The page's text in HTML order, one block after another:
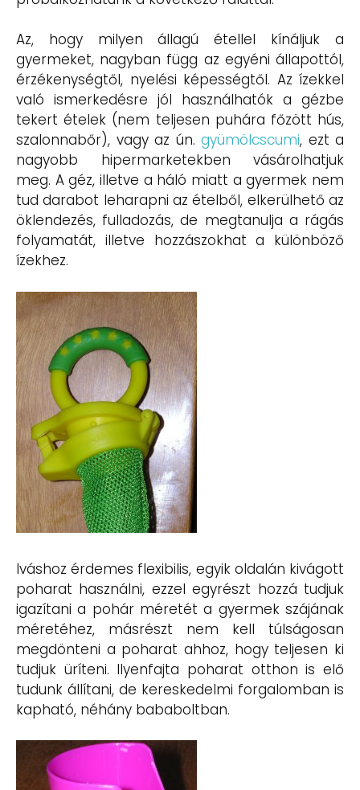
Az, hogy milyen állagú étellel kínáljuk a
gyermeket, nagyban függ az egyéni állapottól,
érzékenységtől, nyelési képességtől. Az ízekkel
való ismerkedésre jól használhatók a gézbe
tekert ételek (nem teljesen puhára főzött hús,
szalonnabőr), vagy az ún. gyümölcscumi, ezt a
nagyobb hipermarketekben vásárolhatjuk
meg. A géz, illetve a háló miatt a gyermek nem
tud darabot leharapni az ételből, elkerülhető az
öklendezés, fulladozás, de megtanulja a rágás
folyamatát, illetve hozzászokhat a különböző
ízekhez.
Iváshoz érdemes flexibilis, egyik oldalán kivágott
poharat használni, ezzel egyrészt hozzá tudjuk
igazítani a pohár méretét a gyermek szájának
méretéhez, másrészt nem kell túlságosan
megdönteni a poharat ahhoz, hogy teljesen ki
tudjuk üríteni. Ilyenfajta poharat otthon is elő
tudunk állítani, de kereskedelmi forgalomban is
kapható, néhány bababoltban.